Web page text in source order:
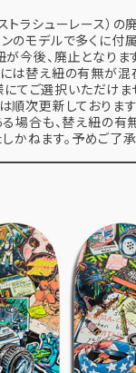
トラシューレース）の
のモデルで多くに付
が今後、廃止となります
は替え紐の有無が混
にてご選択いただけま
順次更新しておりま
場合も、替え紐の有
かねます。予めご了承